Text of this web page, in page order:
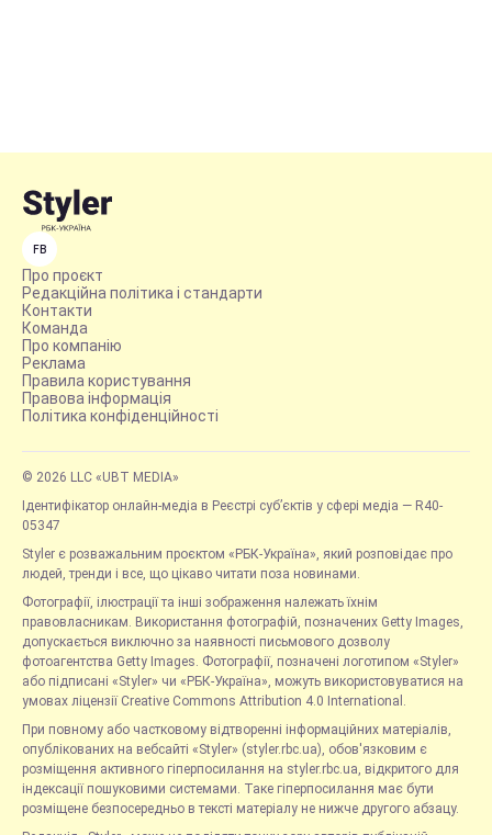
FB
Про проєкт
Редакційна політика і стандарти
Контакти
Команда
Про компанію
Реклама
Правила користування
Правова інформація
Політика конфіденційності
© 2026 LLC «UBT MEDIA»
Ідентифікатор онлайн-медіа в Реєстрі суб’єктів у сфері медіа — R40-
05347
Styler є розважальним проєктом «РБК-Україна», який розповідає про
людей, тренди і все, що цікаво читати поза новинами.
Фотографії, ілюстрації та інші зображення належать їхнім
правовласникам. Використання фотографій, позначених Getty Images,
допускається виключно за наявності письмового дозволу
фотоагентства Getty Images. Фотографії, позначені логотипом «Styler»
або підписані «Styler» чи «РБК-Україна», можуть використовуватися на
умовах ліцензії Creative Commons Attribution 4.0 International.
При повному або частковому відтворенні інформаційних матеріалів,
опублікованих на вебсайті «Styler» (styler.rbc.ua), обов'язковим є
розміщення активного гіперпосилання на styler.rbc.ua, відкритого для
індексації пошуковими системами. Таке гіперпосилання має бути
розміщене безпосередньо в тексті матеріалу не нижче другого абзацу.